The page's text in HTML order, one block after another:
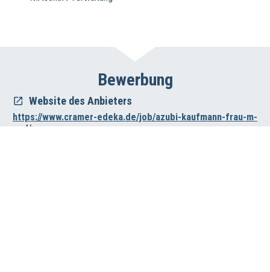
Bewerbung
Website des Anbieters
https://www.cramer-edeka.de/job/azubi-kaufmann-frau-m-
w-d/